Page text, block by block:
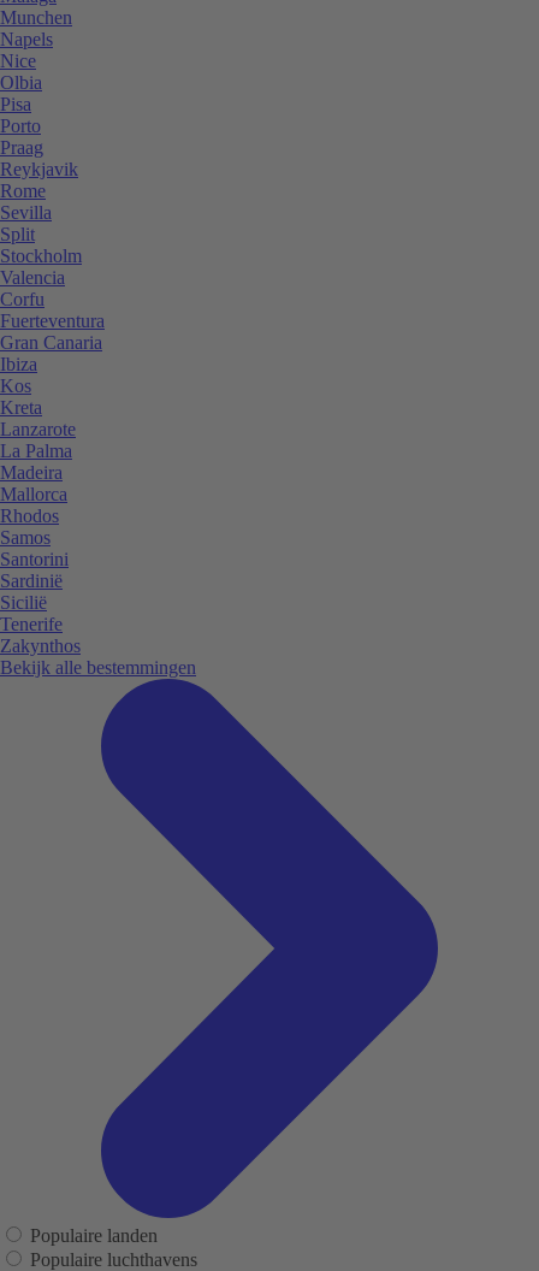
Munchen
Napels
Nice
Olbia
Pisa
Porto
Praag
Reykjavik
Rome
Sevilla
Split
Stockholm
Valencia
Corfu
Fuerteventura
Gran Canaria
Ibiza
Kos
Kreta
Lanzarote
La Palma
Madeira
Mallorca
Rhodos
Samos
Santorini
Sardinië
Sicilië
Tenerife
Zakynthos
Bekijk alle bestemmingen
Populaire landen
Populaire luchthavens